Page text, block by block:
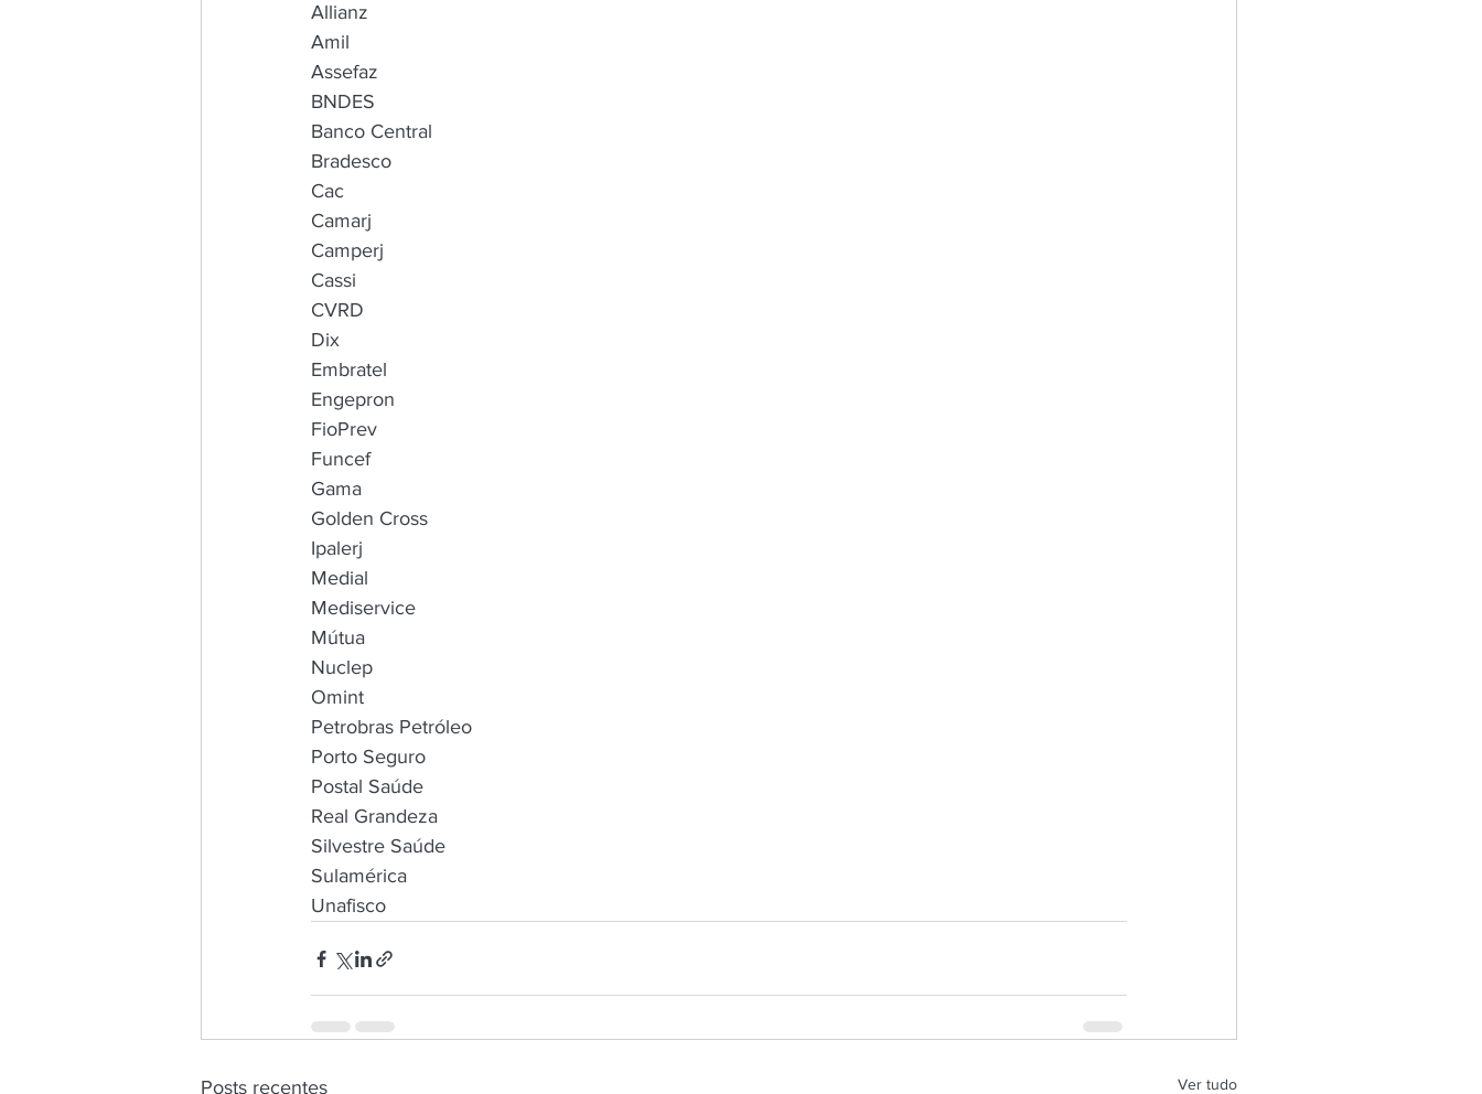
Allianz
Amil
Assefaz
BNDES
Banco Central
Bradesco
Cac
Camarj
Camperj
Cassi
CVRD
Dix
Embratel
Engepron
FioPrev
Funcef
Gama
Golden Cross
Ipalerj
Medial
Mediservice
Mútua
Nuclep
Omint
Petrobras Petróleo
Porto Seguro
Postal Saúde
Real Grandeza
Silvestre Saúde
Sulamérica
Unafisco
Posts recentes Ver tudo